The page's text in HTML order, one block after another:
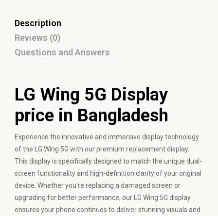
Description
Reviews (0)
Questions and Answers
LG Wing 5G Display
price in Bangladesh
Experience the innovative and immersive display technology
of the LG Wing 5G with our premium replacement display.
This display is specifically designed to match the unique dual-
screen functionality and high-definition clarity of your original
device. Whether you're replacing a damaged screen or
upgrading for better performance, our LG Wing 5G display
ensures your phone continues to deliver stunning visuals and